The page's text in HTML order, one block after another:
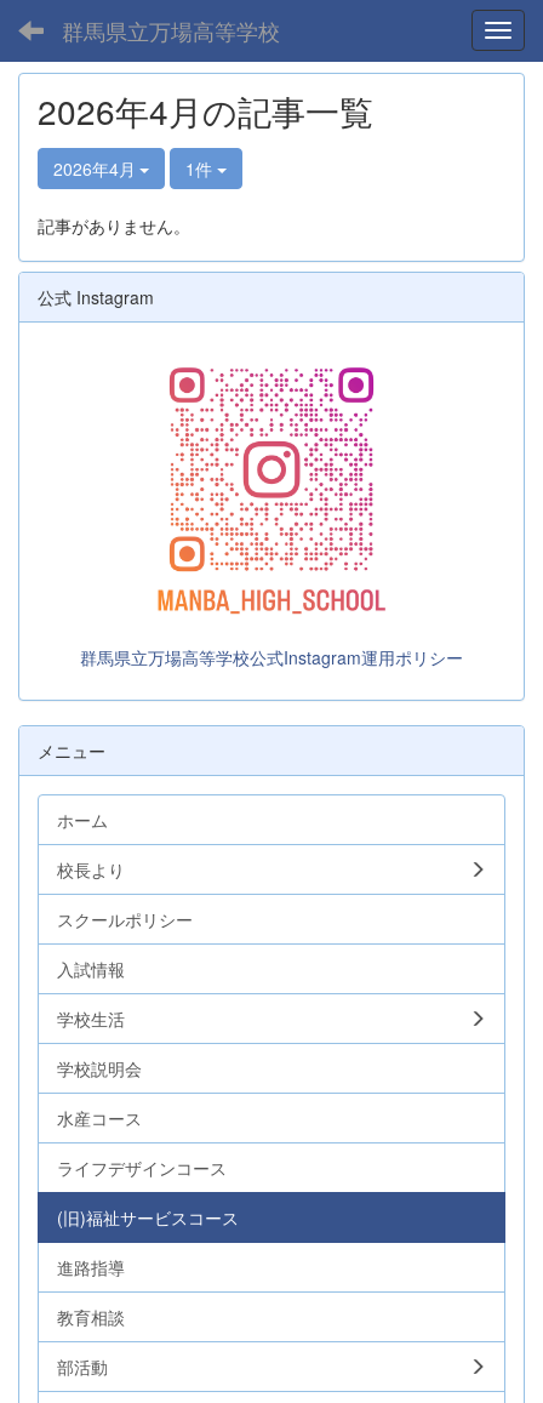
群馬県立万場高等学校
2026年4月の記事一覧
2026年4月 1件
記事がありません。
公式 Instagram
群馬県立万場高等学校公式Instagram運用ポリシー
メニュー
ホーム
校長より
スクールポリシー
入試情報
学校生活
学校説明会
水産コース
ライフデザインコース
(旧)福祉サービスコース
進路指導
教育相談
部活動